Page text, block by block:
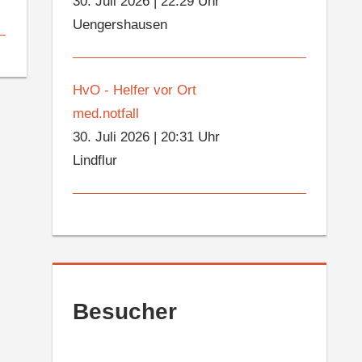
Uengershausen
HvO - Helfer vor Ort
med.notfall
30. Juli 2026 |20:31 Uhr
Lindflur
Besucher